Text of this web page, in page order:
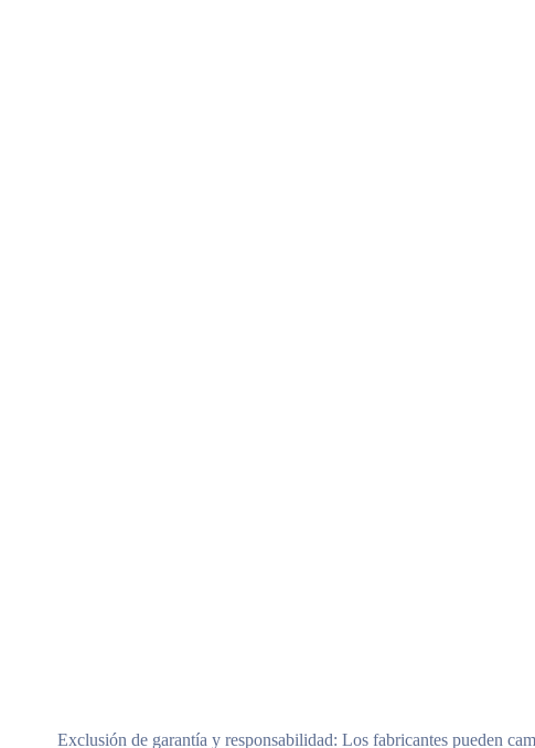
Exclusión de garantía y responsabilidad: Los fabricantes pueden